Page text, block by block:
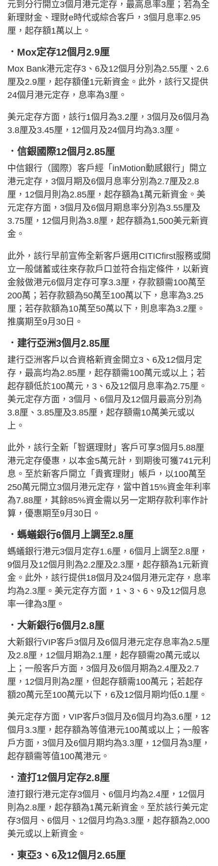
元到分行開立3個月港元定存，最高息率3厘；若為全
新理財金、理財e時代或綜合客戶，3個月息率2.95
厘，起存額1萬以上。
．Mox定存12個月2.9厘
Mox Bank港元定存3、6及12個月分別為2.55厘、2.6
厘及2.9厘，起存額僅1元新資金。此外，該行又提供
24個月港元定存，息率為3厘。
美元定存方面，該行1個月為3.2厘，3個月及6個月為
3.8厘及3.45厘，12個月及24個月均為3.3厘。
．信銀國際12個月2.85厘
中信銀行（國際）客戶經「inMotion動感銀行」開立
港元定存，3個月期及6個月息率分別為2.7厘及2.8
厘，12個月則為2.85厘，起存額為1萬元新資金。美
元定存方面，3個月及6個月期息率分別為3.55厘及
3.75厘，12個月則為3.8厘，起存額為1,500美元新資
金。
此外，該行早前宣佈全新客戶選用CITICfirst服務或開
立一般儲蓄或往來存款戶口並符合指定條件，以新資
金敍做港元6個月定存可享3.3厘，存款額需100萬至
200萬；若存款額為50萬至100萬以下，息率為3.25
厘；若存款額為10萬至50萬以下，則息率為3.2厘。
推廣期至9月30日。
．建行亞洲3個月2.85厘
建行亞洲客戶以合資格新資金開立3、6及12個月定
存，最高均為2.85厘，起存額需100萬元或以上；若
起存額低於100萬元，3、6及12個月息率為2.75厘。
美元定存方面，3個月、6個月及12個月最高分別為
3.8厘、3.85厘及3.85厘，起存額需10萬美元或以
上。
此外，該行全新「智選理財」客戶可享3個月5.88厘
港元定存優惠，以本金5萬元計，到期後可獲741元利
息。至於新客戶開立「貴賓理財」帳戶，以100萬至
250萬元開立3個月港元定存，當中首15%資金年利率
為7.88厘，其餘85%資金需以另一定期存款利率作計
算，優惠期至9月30日。
．螞蟻銀行6個月上調至2.8厘
螞蟻銀行港元3個月定存1.6厘，6個月上調至2.8厘，
9個月及12個月則為2.2厘及2.3厘，起存額為1元新資
金。此外，該行提供18個月及24個月港元定存，息率
均為2.3厘。美元定存方面，1、3、6、9及12個月息
率一律為3厘。
．大新銀行6個月2.8厘
大新銀行VIP客戶3個月及6個月港元定存息率為2.5厘
及2.8厘，12個月期為2.1厘，起存額需20萬元或以
上；一般客戶方面，3個月及6個月期為2.4厘及2.7
厘，12個月則為2厘，但起存額需100萬元；若起存
額20萬元至100萬元以下，6及12個月期均低0.1厘。
美元定存方面，VIP客戶3個月及6個月均為3.6厘，12
個月3.3厘，起存額為等值港元100萬或以上；一般客
戶方面，3個月及6個月期均為3.3厘，12個月為3厘，
起存額需等值100萬港元。
．渣打12個月定存2.8厘
渣打銀行港元定存3個月、6個月均為2.4厘，12個月
則為2.8厘，起存額為1萬元新資金。至於該行美元定
存3個月、6個月、12個月均為3.3厘，起存額為2,000
美元或以上新資金。
．東亞3、6及12個月2.65厘